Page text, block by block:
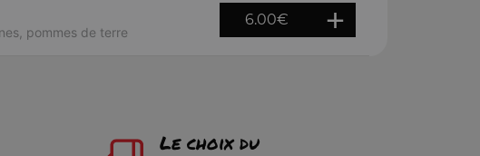
pommes de terre
6.00€
Le choix du